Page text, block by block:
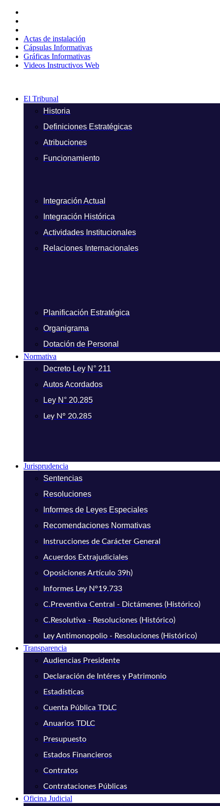
contenido
Actas de instalación
Cápsulas Informativas
Gráficas Informativas
Videos Instructivos Web
El Tribunal
Historia
Definiciones Estratégicas
Atribuciones
Funcionamiento
Integración Actual
Integración Histórica
Actividades Institucionales
Relaciones Internacionales
Planificación Estratégica
Organigrama
Dotación de Personal
Normativa
Decreto Ley N° 211
Autos Acordados
Ley N° 20.285
Ley N° 20.285
Jurisprudencia
Sentencias
Resoluciones
Informes de Leyes Especiales
Recomendaciones Normativas
Instrucciones de Carácter General
Acuerdos Extrajudiciales
Oposiciones Artículo 39h)
Informes Ley N°19.733
C.Preventiva Central - Dictámenes (Histórico)
C.Resolutiva - Resoluciones (Histórico)
Ley Antimonopolio - Resoluciones (Histórico)
Transparencia
Audiencias Presidente
Declaración de Intéres y Patrimonio
Estadísticas
Cuenta Pública TDLC
Anuarios TDLC
Presupuesto
Estados Financieros
Contratos
Contrataciones Públicas
Oficina Judicial